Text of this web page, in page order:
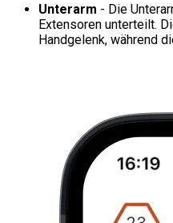
Unterarm - Die
Extensoren unterteilt.
Handgelenk, während